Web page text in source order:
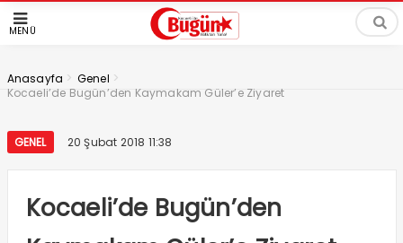
MENÜ
Anasayfa > Genel >
Kocaeli’de Bugün’den Kaymakam Güler’e Ziyaret
GENEL 20 Şubat 2018 11:38
Kocaeli’de Bugün’den